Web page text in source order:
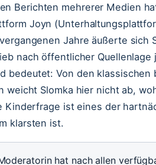
Berichten mehrerer Medien
Joyn
Jahre äußerte sich
nach öffentlicher Quellenlage
bedeutet: Von den
weicht Slomka hier nicht ab,
Kinderfrage ist eines der
klarsten ist.
hat nach allen